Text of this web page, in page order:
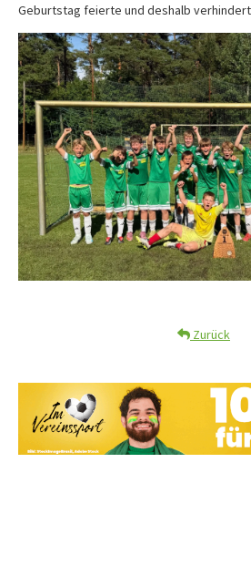
Geburtstag feierte und deshalb verhindert
Zurück